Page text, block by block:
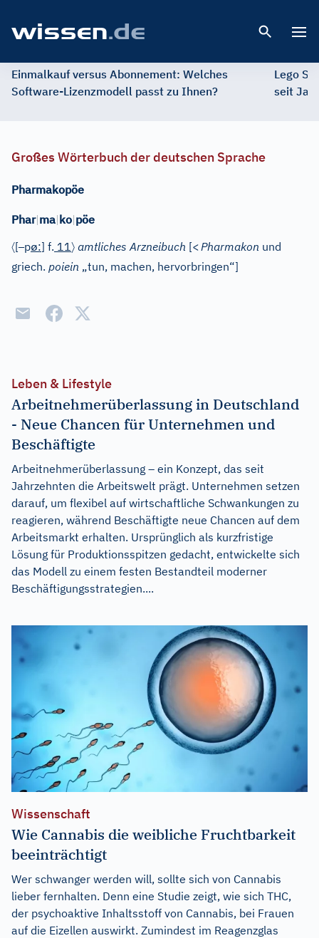
Einmalkauf versus Abonnement: Welches
Software-Lizenzmodell passt zu Ihnen?
Lego
seit
Großes Wörterbuch der deutschen Sprache
Pharmakopöe
Phar|ma|ko|pöe
〈[–pø:] f. 11〉 amtliches Arzneibuch [<Pharmakon und
griech. poiein „tun, machen, hervorbringen“]
Leben & Lifestyle
Arbeitnehmerüberlassung in Deutschland
- Neue Chancen für Unternehmen und
Beschäftigte
Arbeitnehmerüberlassung – ein Konzept, das seit
Jahrzehnten die Arbeitswelt prägt. Unternehmen setzen
darauf, um flexibel auf wirtschaftliche Schwankungen zu
reagieren, während Beschäftigte neue Chancen auf dem
Arbeitsmarkt erhalten. Ursprünglich als kurzfristige
Lösung für Produktionsspitzen gedacht, entwickelte sich
das Modell zu einem festen Bestandteil moderner
Beschäftigungsstrategien....
Wissenschaft
Wie Cannabis die weibliche Fruchtbarkeit
beeinträchtigt
Wer schwanger werden will, sollte sich von Cannabis
lieber fernhalten. Denn eine Studie zeigt, wie sich THC,
der psychoaktive Inhaltsstoff von Cannabis, bei Frauen
auf die Eizellen auswirkt. Zumindest im Reagenzglas